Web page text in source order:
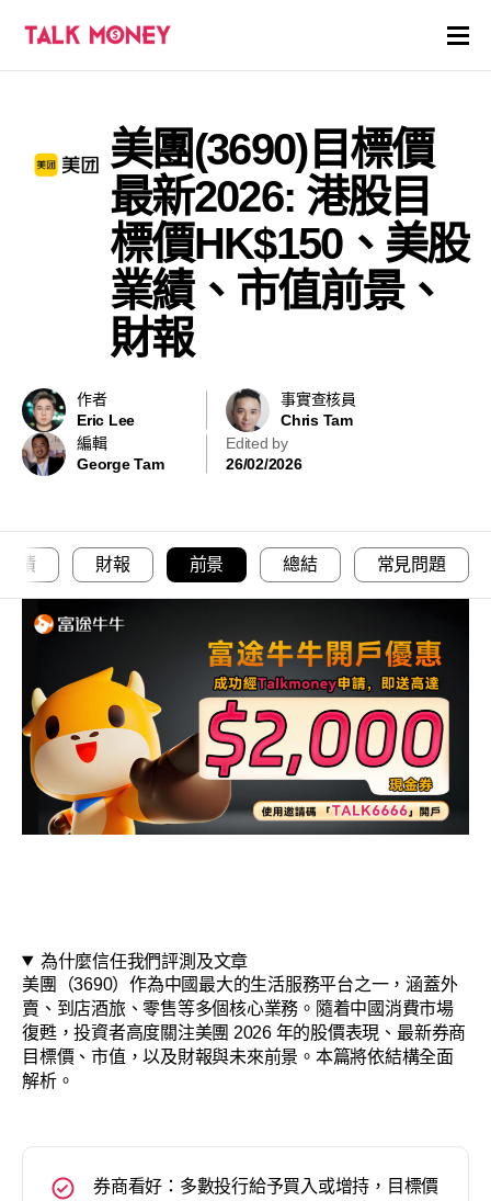
證券商評價
各種投資產品戶口
虛擬貨幣
關於
美團(3690)目標價
最新2026: 港股目
標價HK$150、美股
業績、市值前景、
財報
作者
Eric Lee
事實查核員
Chris Tam
編輯
George Tam
Edited by
26/02/2026
業績 財報 前景 總結 常見問題
為什麼信任我們評測及文章
美團（3690）作為中國最大的生活服務平台之一，涵蓋外
賣、到店酒旅、零售等多個核心業務。隨着中國消費市場
復甦，投資者高度關注美團 2026 年的股價表現、最新券商
目標價、市值，以及財報與未來前景。本篇將依結構全面
解析。
券商看好：多數投行給予買入或增持，目標價